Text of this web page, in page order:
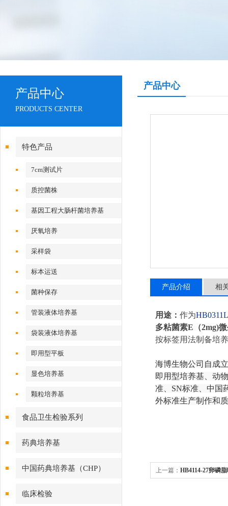
产品中心
PRODUCTS CENTER
特色产品
7cm测试片
质控菌株
基因工程大肠杆菌培养基
厌氧培养
采样袋
标本运送
菌种保存
管装液体培养基
袋装液体培养基
即用型平板
显色培养基
颗粒培养基
食品卫生检验系列
药典培养基
中国药典培养基（CHP）
临床检验
产品中心
产品介绍 相
用途： 作为
多粘菌素E（2mg)
按标签用法制备培
海博生物公司自成
即用型培养基、动
准、SN标准、中国
外标准生产制作和
上一篇： HB4114-27卵磷